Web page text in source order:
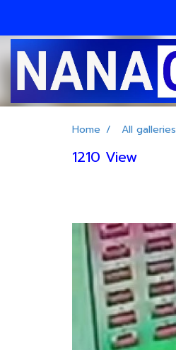
Home All galleries
1210 View